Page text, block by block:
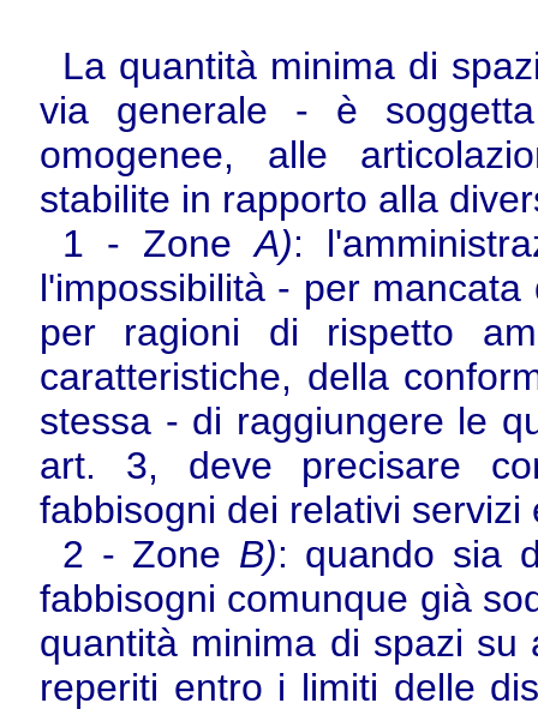
La quantità minima di
via generale - è
omogenee, alle
stabilite in rapporto alla
1 - ZoneA):
l'impossibilità - per
per ragioni di rispetto
caratteristiche, della
stessa - di raggiungere le
art. 3, deve precisare
fabbisogni dei relativi servizi
2 - Zone B): quando sia
fabbisogni comunque già
quantità minima di spazi
reperiti entro i limiti delle